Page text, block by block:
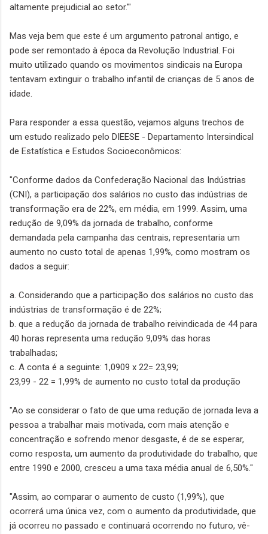
altamente prejudicial ao setor.'"
Mas veja bem que este é um argumento patronal antigo, e
pode ser remontado à época da Revolução Industrial. Foi
muito utilizado quando os movimentos sindicais na Europa
tentavam extinguir o trabalho infantil de crianças de 5 anos de
idade.
Para responder a essa questão, vejamos alguns trechos de
um estudo realizado pelo DIEESE - Departamento Intersindical
de Estatística e Estudos Socioeconômicos:
"Conforme dados da Confederação Nacional das Indústrias
(CNI), a participação dos salários no custo das indústrias de
transformação era de 22%, em média, em 1999. Assim, uma
redução de 9,09% da jornada de trabalho, conforme
demandada pela campanha das centrais, representaria um
aumento no custo total de apenas 1,99%, como mostram os
dados a seguir:
a. Considerando que a participação dos salários no custo das
indústrias de transformação é de 22%;
b. que a redução da jornada de trabalho reivindicada de 44 para
40 horas representa uma redução 9,09% das horas
trabalhadas;
c. A conta é a seguinte: 1,0909 x 22= 23,99;
23,99 - 22 = 1,99% de aumento no custo total da produção
"Ao se considerar o fato de que uma redução de jornada leva a
pessoa a trabalhar mais motivada, com mais atenção e
concentração e sofrendo menor desgaste, é de se esperar,
como resposta, um aumento da produtividade do trabalho, que
entre 1990 e 2000, cresceu a uma taxa média anual de 6,50%."
"Assim, ao comparar o aumento de custo (1,99%), que
ocorrerá uma única vez, com o aumento da produtividade, que
já ocorreu no passado e continuará ocorrendo no futuro, vê-